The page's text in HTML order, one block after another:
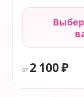
от 2 100 ₽